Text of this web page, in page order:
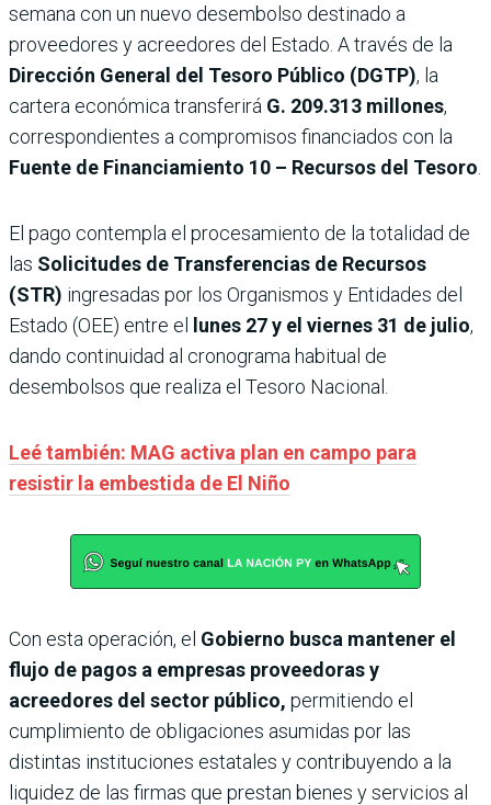
semana con un nuevo desembolso destinado a
proveedores y acreedores del Estado. A través de la
Dirección General del Tesoro Público (DGTP), la
cartera económica transferirá G. 209.313 millones,
correspondientes a compromisos financiados con la
Fuente de Financiamiento 10 – Recursos del Tesoro
El pago contempla el procesamiento de la totalidad de
las Solicitudes de Transferencias de Recursos
(STR) ingresadas por los Organismos y Entidades del
Estado (OEE) entre el lunes 27 y el viernes 31 de julio,
dando continuidad al cronograma habitual de
desembolsos que realiza el Tesoro Nacional.
Leé también: MAG activa plan en campo para
resistir la embestida de El Niño
Con esta operación, el Gobierno busca mantener el
flujo de pagos a empresas proveedoras y
acreedores del sector público, permitiendo el
cumplimiento de obligaciones asumidas por las
distintas instituciones estatales y contribuyendo a la
liquidez de las firmas que prestan bienes y servicios al